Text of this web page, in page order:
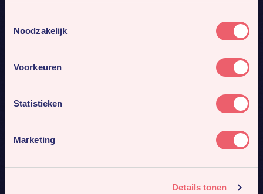
Noodzakelijk
Voorkeuren
Statistieken
Marketing
Details tonen
Resultaat